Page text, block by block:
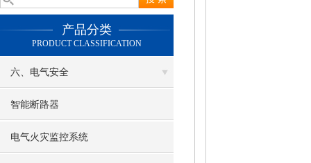
产品分类
PRODUCT CLASSIFICATION
六、电气安全
智能断路器
电气火灾监控系统